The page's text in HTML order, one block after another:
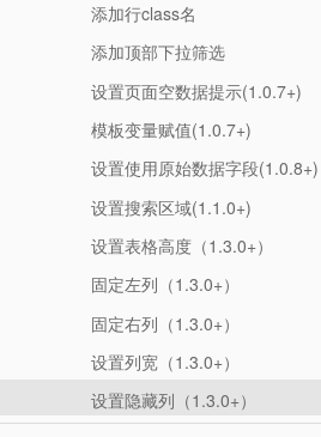
添加行class名
添加顶部下拉筛选
设置页面空数据提示(1.0.7+)
模板变量赋值(1.0.7+)
设置使用原始数据字段(1.0.8+)
设置搜索区域(1.1.0+)
设置表格高度（1.3.0+）
固定左列（1.3.0+）
固定右列（1.3.0+）
设置列宽（1.3.0+）
设置隐藏列（1.3.0+）